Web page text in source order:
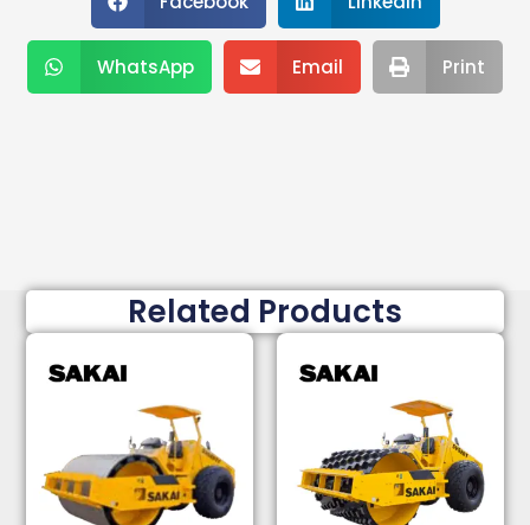
WhatsApp Email Print
Related Products